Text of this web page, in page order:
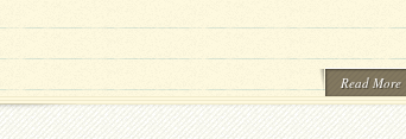
Read More